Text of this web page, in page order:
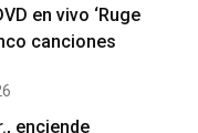
en vivo ‘Ruge
canciones
enciende